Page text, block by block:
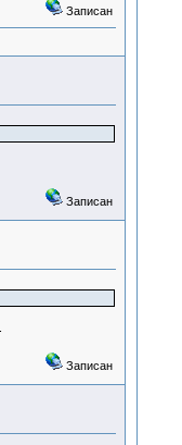
Записан
Записан
Записан